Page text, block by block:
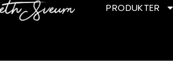
PRODUKTER